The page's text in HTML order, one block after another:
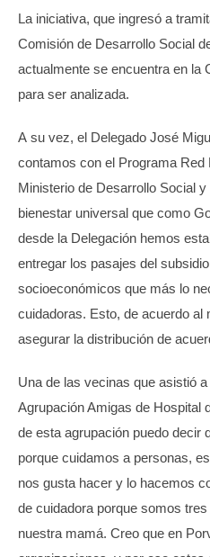
La iniciativa, que ingresó a
Comisión de Desarrollo Social
actualmente se encuentra en la
para ser analizada.
A su vez, el Delegado José
contamos con el Programa Red
Ministerio de Desarrollo Social
bienestar universal que como
desde la Delegación hemos
entregar los pasajes del
socioeconómicos que más lo
cuidadoras. Esto, de acuerdo al
asegurar la distribución de
Una de las vecinas que asistió
Agrupación Amigas de Hospital
de esta agrupación puedo decir
porque cuidamos a personas,
nos gusta hacer y lo hacemos
de cuidadora porque somos
nuestra mamá. Creo que en